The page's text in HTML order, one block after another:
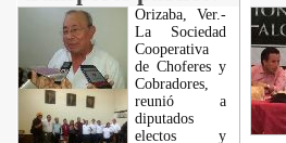
Orizaba, Ver.-
La Sociedad
Cooperativa
de Choferes y
Cobradores,
reunió a
diputados
electos y